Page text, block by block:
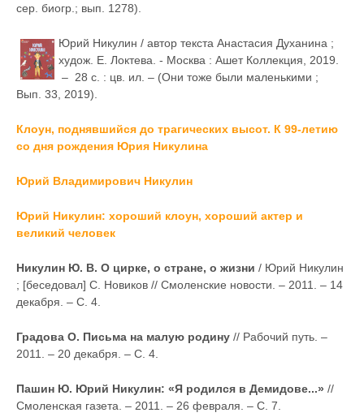
сер. биогр.; вып. 1278).
Юрий Никулин / автор текста Анастасия Духанина ;
худож. Е. Локтева. - Москва : Ашет Коллекция, 2019.
– 28 с. : цв. ил. – (Они тоже были маленькими ;
Вып. 33, 2019).
Клоун, поднявшийся до трагических высот. К 99-летию
со дня рождения Юрия Никулина
Юрий Владимирович Никулин
Юрий Никулин: хороший клоун, хороший актер и
великий человек
Никулин Ю. В. О цирке, о стране, о жизни / Юрий Никулин
; [беседовал] С. Новиков // Смоленские новости. – 2011. – 14
декабря. – С. 4.
Градова О. Письма на малую родину // Рабочий путь. –
2011. – 20 декабря. – С. 4.
Пашин Ю. Юрий Никулин: «Я родился в Демидове...» //
Смоленская газета. – 2011. – 26 февраля. – С. 7.